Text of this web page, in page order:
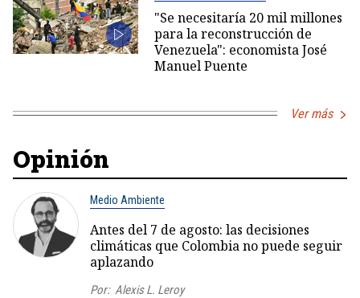
"Se necesitaría 20 mil millones
para la reconstrucción de
Venezuela": economista José
Manuel Puente
Ver más
Opinión
Medio Ambiente
Antes del 7 de agosto: las decisiones
climáticas que Colombia no puede seguir
aplazando
Por: Alexis L. Leroy